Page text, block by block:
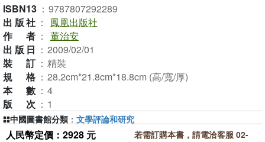
ISBN13 ： 9787807292289
出版社 ：
鳳凰出版社
作者 ： 董治安
出版日 ： 2009/02/01
裝訂 ： 精裝
規格 ： 28.2cm*21.8cm*18.8cm (高/寬/厚)
本數 ： 4
版次 ： 1
人民幣定價：2928 元
若需訂購本書，請電洽客服 02-
中國圖書館分類 ： 文學評論和研究